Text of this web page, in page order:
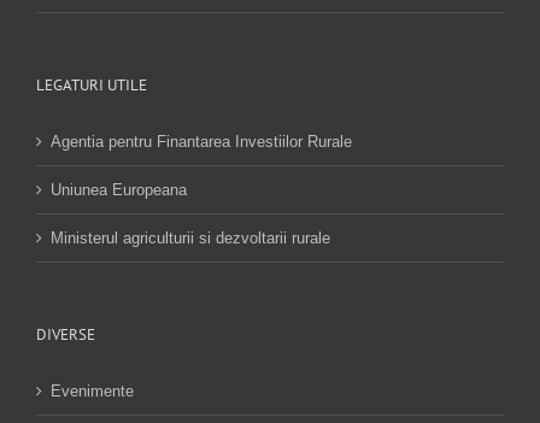
LEGATURI UTILE
Agentia pentru Finantarea Investiilor Rurale
Uniunea Europeana
Ministerul agriculturii si dezvoltarii rurale
DIVERSE
Evenimente